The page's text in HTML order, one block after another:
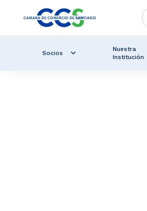
Socios
Nuestra
Institución